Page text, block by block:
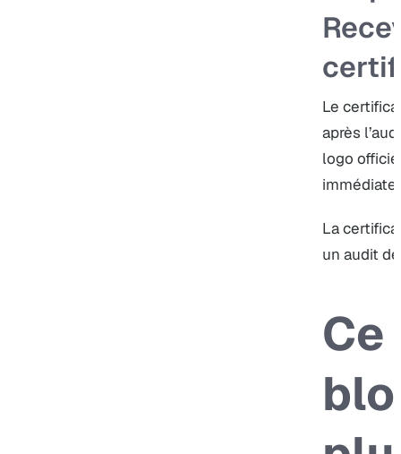
Le
après
logo
La
un audit
Ce